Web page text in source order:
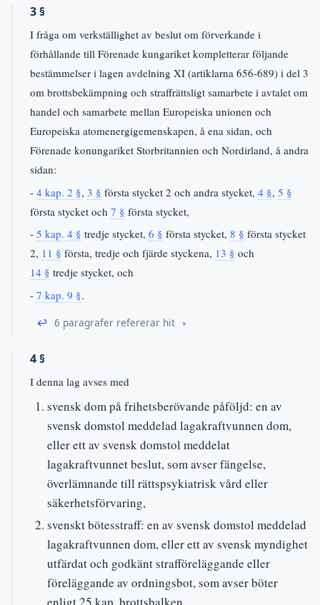
3 §
I fråga om verkställighet av beslut om förverkande i
förhållande till Förenade kungariket kompletterar följande
bestämmelser i lagen avdelning XI (artiklarna 656-689) i del 3
om brottsbekämpning och straffrättsligt samarbete i avtalet om
handel och samarbete mellan Europeiska unionen och
Europeiska atomenergigemenskapen, å ena sidan, och
Förenade konungariket Storbritannien och Nordirland, å andra
sidan:
- 4 kap. 2 §, 3 § första stycket 2 och andra stycket, 4 §, 5 §
första stycket och 7 § första stycket,
- 5 kap. 4 § tredje stycket, 6 § första stycket, 8 § första stycket
2, 11 § första, tredje och fjärde styckena, 13 § och
14 § tredje stycket, och
- 7 kap. 9 §.
↩ 6 paragrafer refererar hit
4 §
I denna lag avses med
svensk dom på frihetsberövande påföljd: en av
svensk domstol meddelad lagakraftvunnen dom,
eller ett av svensk domstol meddelat
lagakraftvunnet beslut, som avser fängelse,
överlämnande till rättspsykiatrisk vård eller
säkerhetsförvaring,
svenskt bötesstraff: en av svensk domstol meddelad
lagakraftvunnen dom, eller ett av svensk myndighet
utfärdat och godkänt strafföreläggande eller
föreläggande av ordningsbot, som avser böter
enligt 25 kap. brottsbalken,